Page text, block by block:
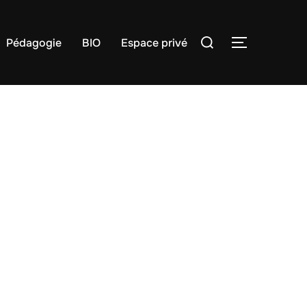
Pédagogie BIO Espace privé
Rechercher :